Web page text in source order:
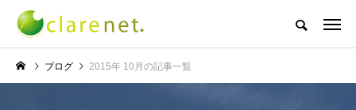
株式会社クレアネットの代表取締役ブログ
ブログ 2015年 10月の記事一覧